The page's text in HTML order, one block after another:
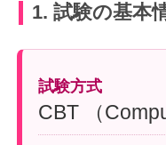
1. 試験の基本
試験方式
CBT （